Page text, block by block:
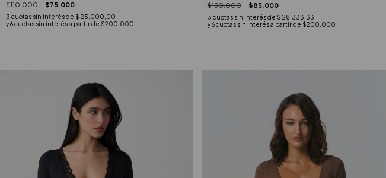
$110.000 $75.000
3 cuotas sin interés de $ 25.000,00
$130.000 $85.000
3 cuotas sin interés de $ 28.333,33